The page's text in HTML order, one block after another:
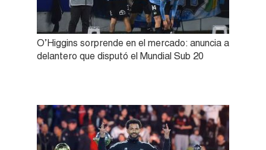
O’Higgins sorprende en el mercado: anuncia a
delantero que disputó el Mundial Sub 20